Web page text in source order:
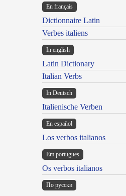
En français
Dictionnaire Latin
Verbes italiens
In english
Latin Dictionary
Italian Verbs
In Deutsch
Italienische Verben
En español
Los verbos italianos
Em portugues
Os verbos italianos
По русски